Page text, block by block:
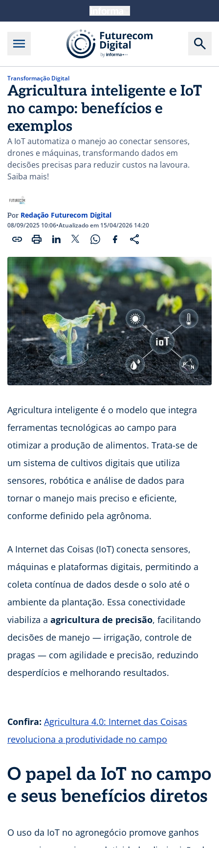
Transformação Digital
Agricultura inteligente e IoT
no campo: benefícios e
exemplos
A IoT automatiza o manejo ao conectar sensores,
drones e máquinas, transformando dados em
decisões precisas para reduzir custos na lavoura.
Saiba mais!
Por Redação Futurecom Digital
08/09/2025 10:06•Atualizado em 15/04/2026 14:20
Agricultura inteligente é o modelo que integra
ferramentas tecnológicas ao campo para
otimizar a produção de alimentos. Trata-se de
um sistema de cultivos digitais que utiliza
sensores, robótica e análise de dados para
tornar o manejo mais preciso e eficiente,
conforme definido pela agrônoma.
A Internet das Coisas (IoT) conecta sensores,
máquinas e plataformas digitais, permitindo a
coleta contínua de dados desde o solo até o
ambiente da plantação. Essa conectividade
viabiliza a agricultura de precisão, facilitando
decisões de manejo — irrigação, controle de
pragas — com agilidade e precisão, reduzindo
desperdícios e melhorando resultados.
Confira: Agricultura 4.0: Internet das Coisas
revoluciona a produtividade no campo
O papel da IoT no campo
e seus benefícios diretos
O uso da IoT no agronegócio promove ganhos